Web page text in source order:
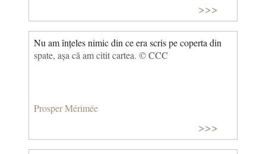
>>>
Nu am înțeles nimic din ce era scris pe coperta din
spate, așa că am citit cartea. © CCC
Prosper Mérimée
>>>